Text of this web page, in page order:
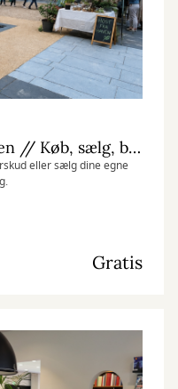
Torvedag på Nørremarken // Køb, sælg, byt og del
eller sælg dine egne
Gratis